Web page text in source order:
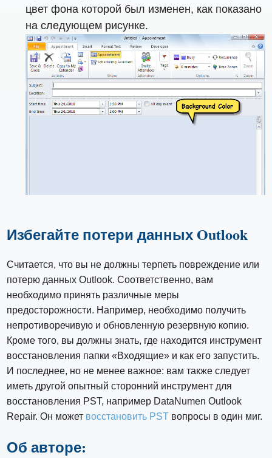
цвет фона которой был изменен, как показано
на следующем рисунке.
Избегайте потери данных Outlook
Считается, что вы не должны терпеть повреждение или
потерю данных Outlook. Соответственно, вам
необходимо принять различные меры
предосторожности. Например, необходимо получить
непротиворечивую и обновленную резервную копию.
Кроме того, вы должны знать, где находится инструмент
восстановления папки «Входящие» и как его запустить.
И последнее, но не менее важное: вам также следует
иметь другой опытный сторонний инструмент для
восстановления PST, например DataNumen Outlook
Repair. Он может восстановить PST вопросы в один миг.
Об авторе: